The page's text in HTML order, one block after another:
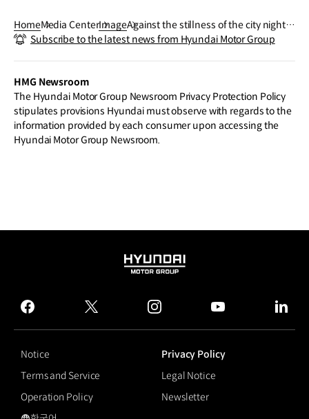
HomeMedia CenterImageAgainst the stillness of the city night, t
he IONIQ 9 reveals a strong, modern p
Subscribe to the latest news from Hyundai Motor Group
HMG Newsroom
The Hyundai Motor Group Newsroom Privacy Protection Policy
stipulates provisions Hyundai must observe with regards to the
information provided by each consumer upon accessing the
Hyundai Motor Group Newsroom.
HYUNDAI
GROUP
facebook
twitter instagram
Notice
Privacy Policy
Terms and Service
Legal Notice
Operation Policy
Newsletter